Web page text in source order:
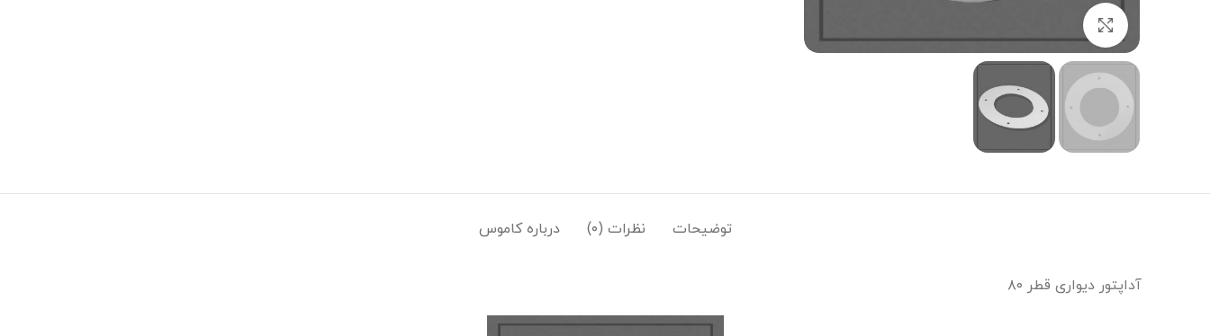
توضیحات نظرات (۰) درباره کاموس
آداپتور دیواری قطر ۸۰